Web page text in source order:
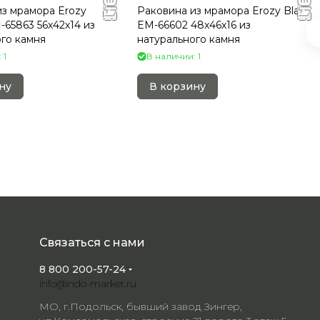
мрамора Erozy
56х42х14 из
камня
Раковина из мрамора Erozy Black
EM-66602 48х46х16 из
натурального камня
В наличии: 1
В корзину
Связаться с нами
8 800 200-57-24
info@indo-market.ru
МО, г.Подольск, бывший завод Зингер,